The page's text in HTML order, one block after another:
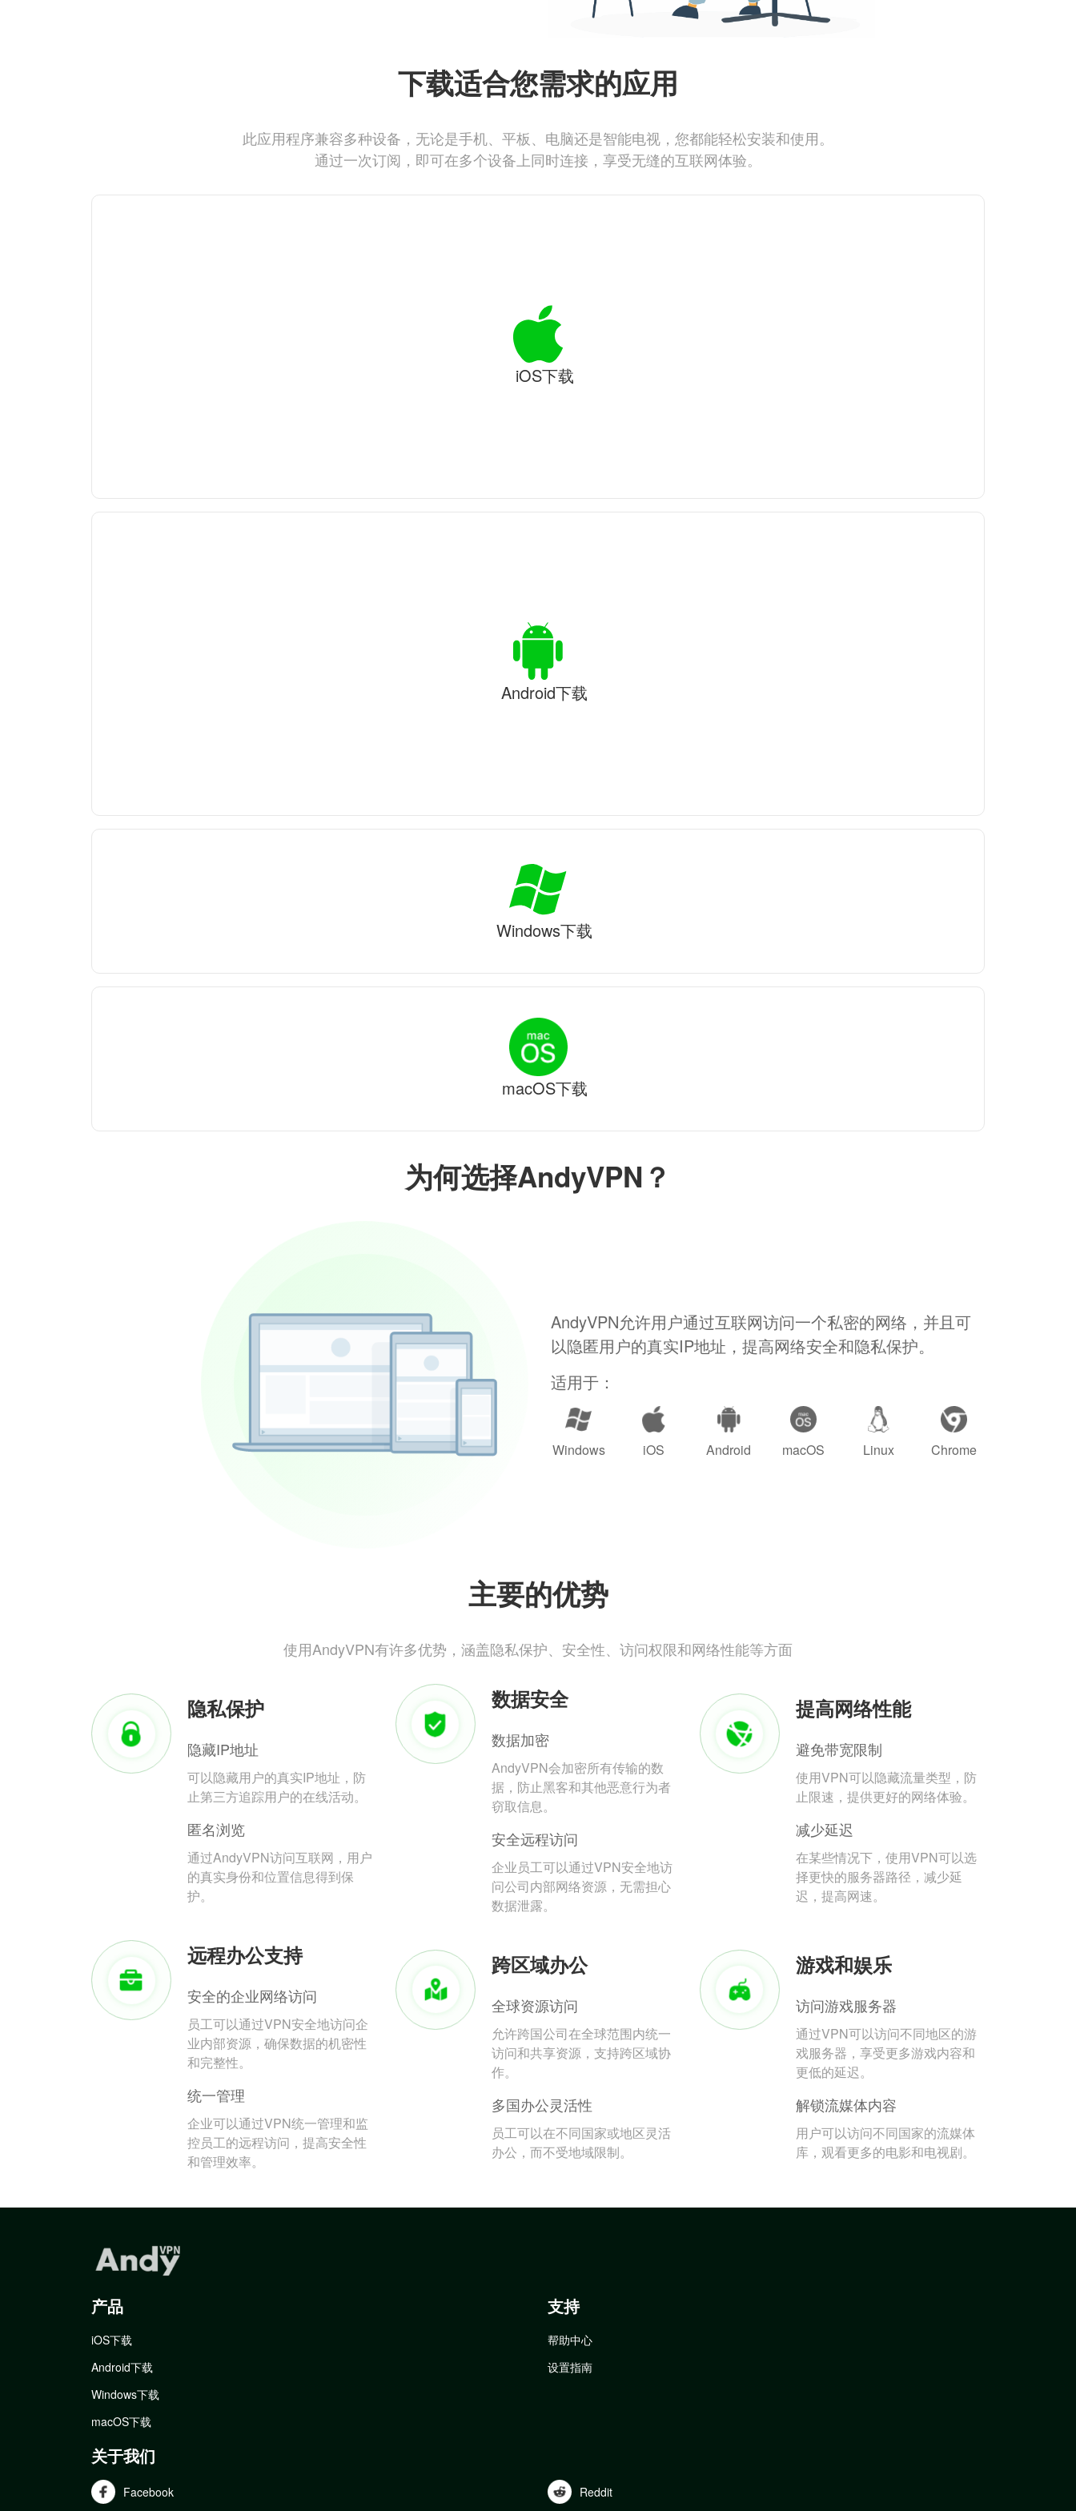
为何选择AndyVPN？
AndyVPN允许用户通过互联网访问一个私密的网络，并且可
以隐匿用户的真实IP地址，提高网络安全和隐私保护。
适用于：
Windows iOS Android macOS Linux Chrome
主要的优势
使用AndyVPN有许多优势，涵盖隐私保护、安全性、访问权限和网络性能等方面
隐私保护
隐藏IP地址
可以隐藏用户的真实IP地址，防
止第三方追踪用户的在线活动。
匿名浏览
通过AndyVPN访问互联网，用户
的真实身份和位置信息得到保
护。
数据安全
数据加密
AndyVPN会加密所有传输的数
据，防止黑客和其他恶意行为者
窃取信息。
安全远程访问
企业员工可以通过VPN安全地访
问公司内部网络资源，无需担心
数据泄露。
提高网络性能
避免带宽限制
使用VPN可以隐藏流量类型，防
止限速，提供更好的网络体验。
减少延迟
在某些情况下，使用VPN可以选
择更快的服务器路径，减少延
迟，提高网速。
远程办公支持
安全的企业网络访问
员工可以通过VPN安全地访问企
业内部资源，确保数据的机密性
和完整性。
统一管理
企业可以通过VPN统一管理和监
控员工的远程访问，提高安全性
和管理效率。
跨区域办公
全球资源访问
允许跨国公司在全球范围内统一
访问和共享资源，支持跨区域协
作。
多国办公灵活性
员工可以在不同国家或地区灵活
办公，而不受地域限制。
游戏和娱乐
访问游戏服务器
通过VPN可以访问不同地区的游
戏服务器，享受更多游戏内容和
更低的延迟。
解锁流媒体内容
用户可以访问不同国家的流媒体
库，观看更多的电影和电视剧。
下载适合您需求的应用
此应用程序兼容多种设备，无论是手机、平板、电脑还是智能电视，您都能轻松安装和使用。
通过一次订阅，即可在多个设备上同时连接，享受无缝的互联网体验。
iOS下载
Android下载
Windows下载
macOS下载
产品
iOS下载
Android下载
Windows下载
macOS下载
支持
帮助中心
设置指南
关于我们
Facebook Reddit